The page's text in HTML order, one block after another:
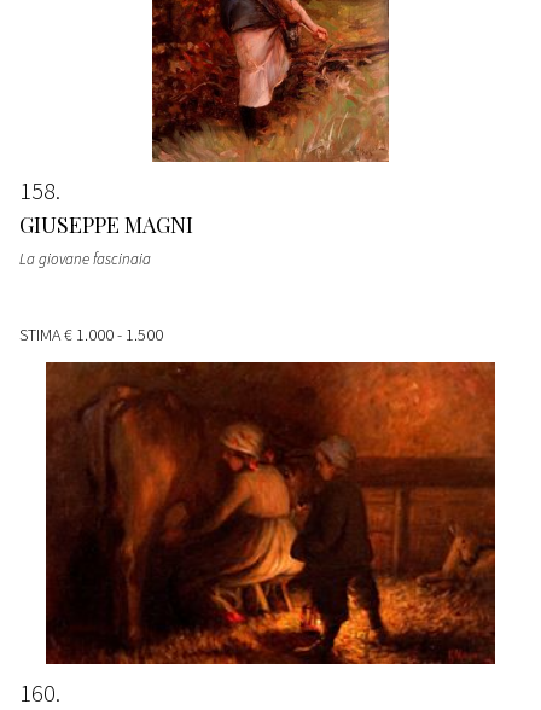
158
GIUSEPPE MAGNI
La giovane fascinaia
STIMA€ 1.000 - 1.500
160